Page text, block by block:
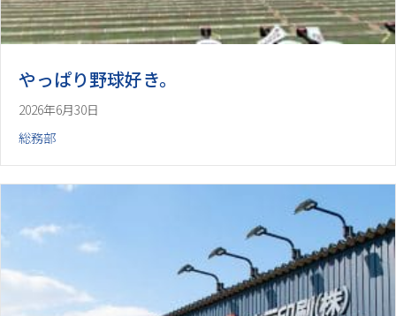
やっぱり野球好き。
2026年6月30日
総務部